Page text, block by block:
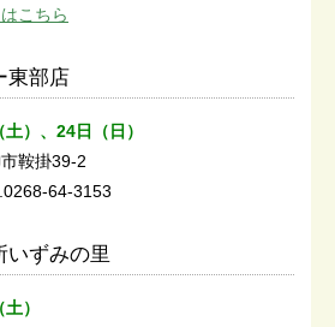
こちら
東部店
）、24日（日）
鞍掛39-2
64-3153
いずみの里
）